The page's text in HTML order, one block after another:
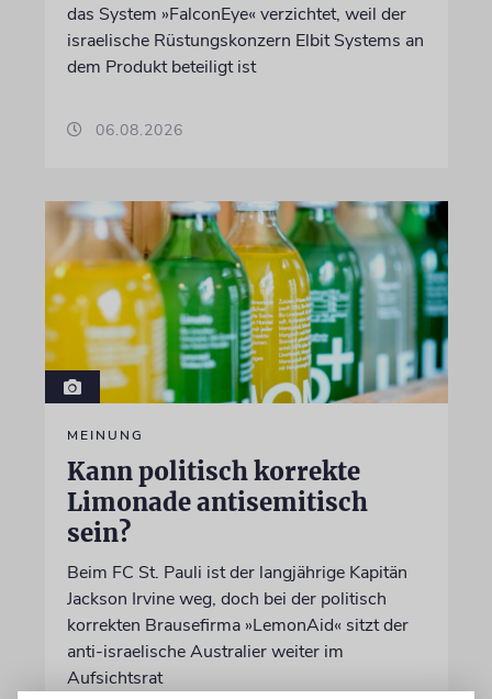
das System »FalconEye« verzichtet, weil der
israelische Rüstungskonzern Elbit Systems an
dem Produkt beteiligt ist
06.08.2026
MEINUNG
Kann politisch korrekte
Limonade antisemitisch
sein?
Beim FC St. Pauli ist der langjährige Kapitän
Jackson Irvine weg, doch bei der politisch
korrekten Brausefirma »LemonAid« sitzt der
anti-israelische Australier weiter im
Aufsichtsrat